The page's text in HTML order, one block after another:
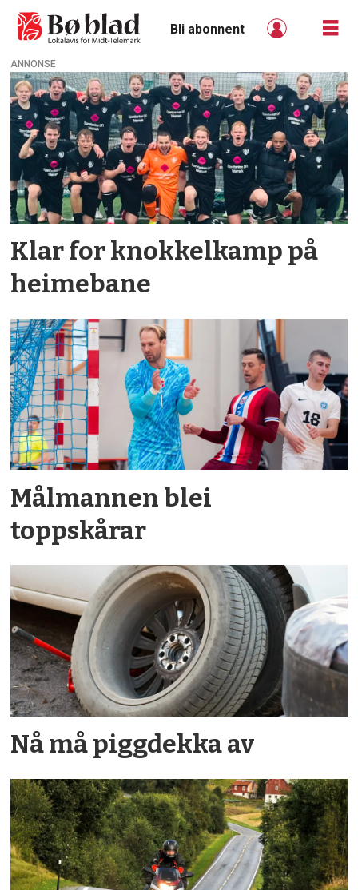
Bli abonnent
Tag:
nyhende
ANNONSE
Klar for knokkel­­kamp på
heime­bane
Målmannen blei
toppskårar
Nå må piggdekka av